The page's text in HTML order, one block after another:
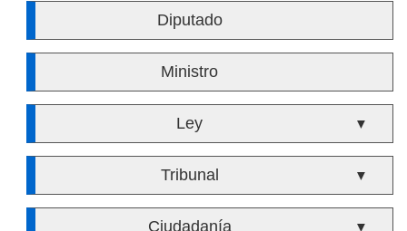
Diputado
Ministro
Ley ▼
Tribunal ▼
Ciudadanía ▼